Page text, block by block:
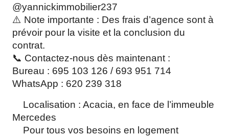
@yannickimmobilier237
⚠️ Note importante : Des frais d’agence sont à
prévoir pour la visite et la conclusion du
contrat.
📞 Contactez-nous dès maintenant :
Bureau : 695 103 126 / 693 951 714
WhatsApp : 620 239 318
Localisation : Acacia, en face de l’immeuble
Mercedes
Pour tous vos besoins en logement